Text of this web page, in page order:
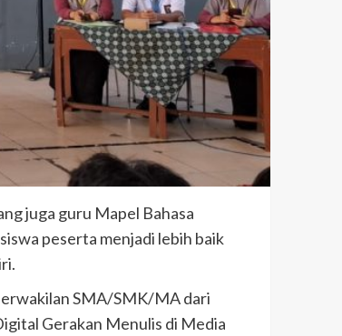
juga guru Mapel Bahasa
peserta menjadi lebih baik
SMA/SMK/MA dari
Gerakan Menulis di Media